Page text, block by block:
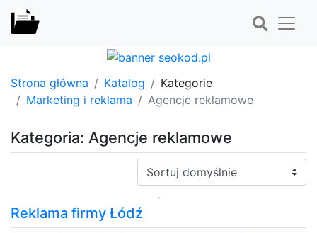
Strona główna Katalog
Kategorie
Marketing i reklama
Agencje reklamowe
Kategoria: Agencje reklamowe
Sortuj:
Reklama firmy Łódź